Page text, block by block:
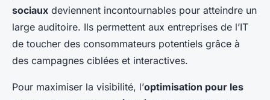
sociaux deviennent incontournables pour atteindre un
large auditoire. Ils permettent aux entreprises de l’IT
de toucher des consommateurs potentiels grâce à
des campagnes ciblées et interactives.
Pour maximiser la visibilité, l’optimisation pour les